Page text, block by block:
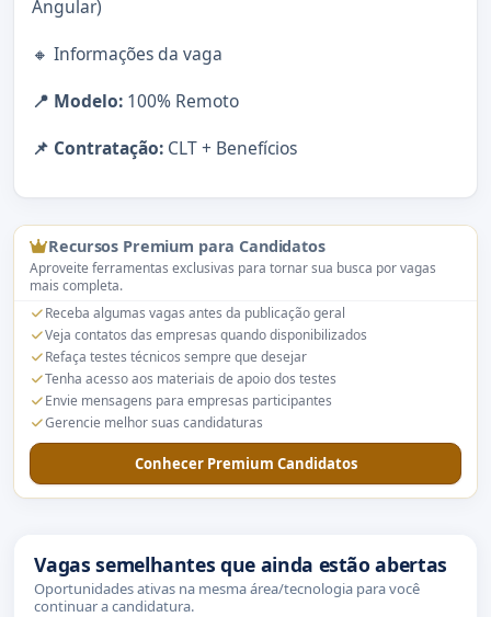
Angular)
🔸 Informações da vaga
📍 Modelo: 100% Remoto
📌 Contratação: CLT + Benefícios
Recursos Premium para Candidatos
Aproveite ferramentas exclusivas para tornar sua busca por vagas
mais completa.
Receba algumas vagas antes da publicação geral
Veja contatos das empresas quando disponibilizados
Refaça testes técnicos sempre que desejar
Tenha acesso aos materiais de apoio dos testes
Envie mensagens para empresas participantes
Gerencie melhor suas candidaturas
Conhecer Premium Candidatos
Vagas semelhantes que ainda estão abertas
Oportunidades ativas na mesma área/tecnologia para você
continuar a candidatura.